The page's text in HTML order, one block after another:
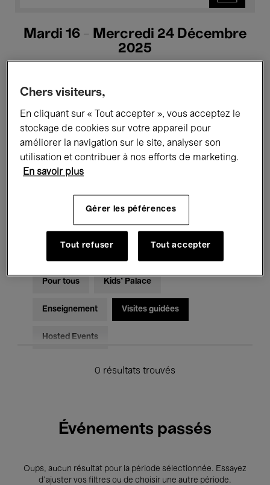
Mardi 16 - Mercredi 24 Décembre
2025
Tous les événements
Performances
Rencontres & Débats
Musique classique Global Music
Musique électronique
Pour tous Kids’ Palace
Enseignement Visites guidées
Hosted Events
0 résultats trouvés
Événements passés
Oups, aucun résultat pour la période sélectionnée. Essayez
d’ajuster vos filtres ou de choisir une autre période.
Chers visiteurs,
En cliquant sur « Tout accepter », vous acceptez le
stockage de cookies sur votre appareil pour
améliorer la navigation sur le site, analyser son
utilisation et contribuer à nos efforts de marketing.
En savoir plus
Gérer les péférences
Tout refuser Tout accepter